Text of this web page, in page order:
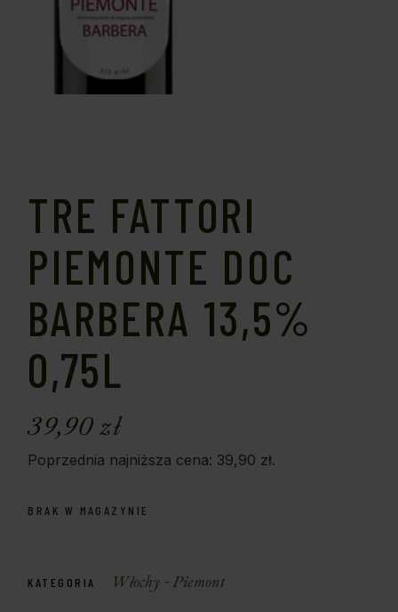
TRE FATTORI
PIEMONTE DOC
BARBERA 13,5%
0,75L
39,90zł
Poprzednia najniższa cena: 39,90 zł.
BRAK W MAGAZYNIE
KATEGORIA Włochy - Piemont